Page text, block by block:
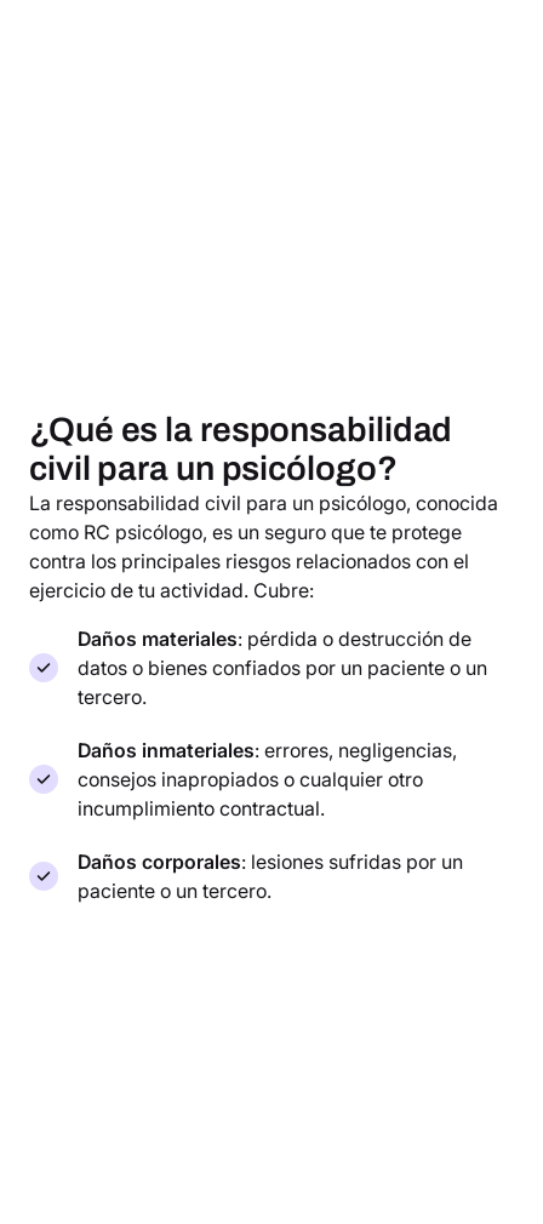
¿Qué es la responsabilidad
civil para un psicólogo?
La responsabilidad civil para un psicólogo, conocida
como RC psicólogo, es un seguro que te protege
contra los principales riesgos relacionados con el
ejercicio de tu actividad. Cubre:
Daños materiales: pérdida o destrucción de
datos o bienes confiados por un paciente o un
tercero.
Daños inmateriales: errores, negligencias,
consejos inapropiados o cualquier otro
incumplimiento contractual.
Daños corporales: lesiones sufridas por un
paciente o un tercero.